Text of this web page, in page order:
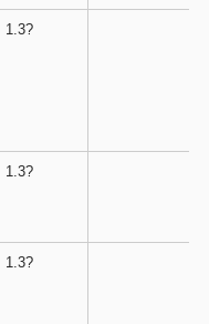
1.3?
1.3?
1.3?